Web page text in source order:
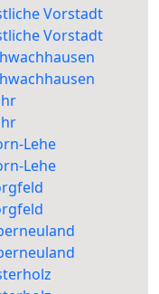
Vorstadt
Vorstadt
Lehe
Lehe